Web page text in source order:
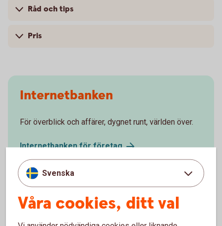
Råd och tips
Pris
Internetbanken
För överblick och affärer, dygnet runt, världen över.
Internetbanken förföretag
Frågor och svar - internetbanken
Svenska
Våra cookies, ditt val